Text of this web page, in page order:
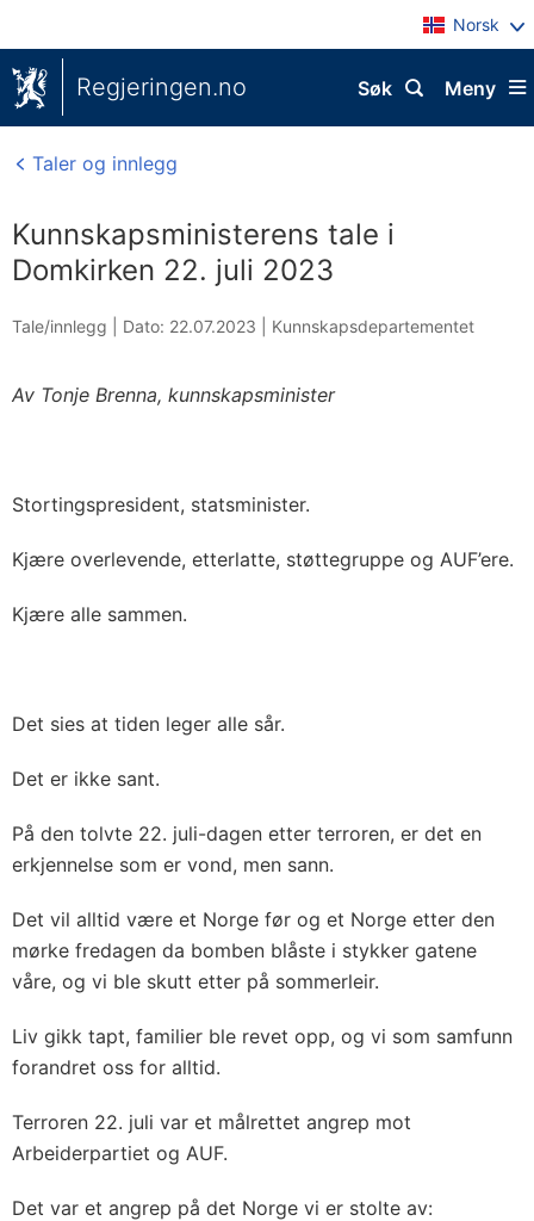
Norsk
Regjeringen.no Meny
Søk
Taler og innlegg
Kunnskapsministerens tale i
Domkirken 22. juli 2023
Tale/innlegg | Dato: 22.07.2023 Kunnskapsdepartementet
Av Tonje Brenna, kunnskapsminister
Stortingspresident, statsminister.
Kjære overlevende, etterlatte, støttegruppe og AUF’ere.
Kjære alle sammen.
Det sies at tiden leger alle sår.
Det er ikke sant.
På den tolvte 22. juli-dagen etter terroren, er det en
erkjennelse som er vond, men sann.
Det vil alltid være et Norge før og et Norge etter den
mørke fredagen da bomben blåste i stykker gatene
våre, og vi ble skutt etter på sommerleir.
Liv gikk tapt, familier ble revet opp, og vi som samfunn
forandret oss for alltid.
Terroren 22. juli var et målrettet angrep mot
Arbeiderpartiet og AUF.
Det var et angrep på det Norge vi er stolte av: